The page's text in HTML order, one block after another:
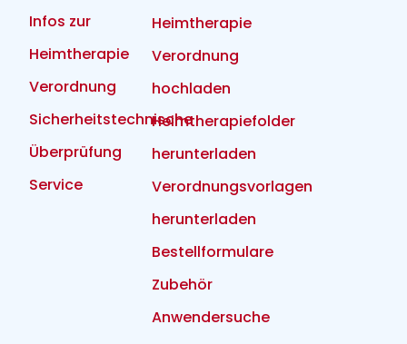
Infos zur
Heimtherapie
Verordnung
Sicherheitstechnische
Überprüfung
Service
Heimtherapie
Verordnung
hochladen
Heimtherapiefolder
herunterladen
Verordnungsvorlagen
herunterladen
Bestellformulare
Zubehör
Anwendersuche